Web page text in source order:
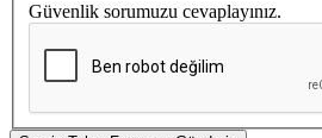
Güvenlik sorumuzu cevaplayınız.